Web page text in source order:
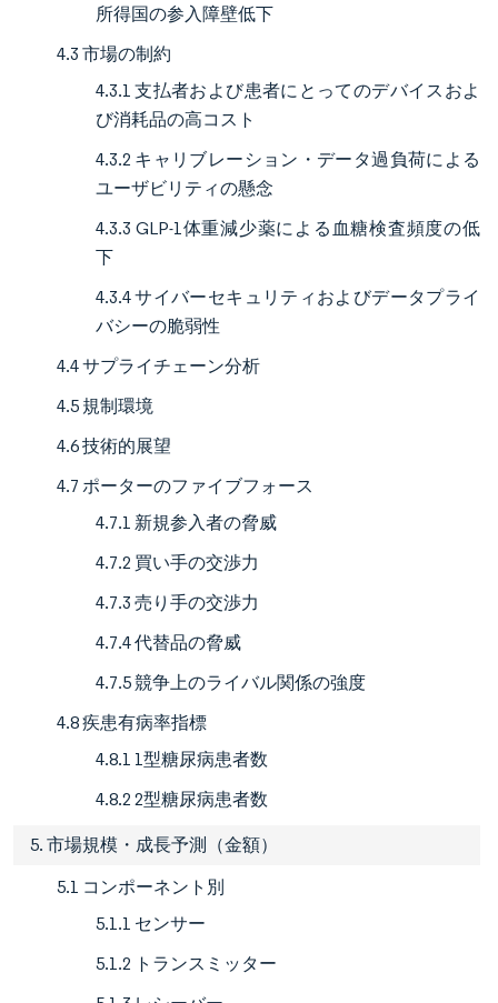
所得国の参入障壁低下
4.3 市場の制約
4.3.1 支払者および患者にとってのデバイスおよ
び消耗品の高コスト
4.3.2 キャリブレーション・データ過負荷による
ユーザビリティの懸念
4.3.3 GLP-1体重減少薬による血糖検査頻度の低
下
4.3.4 サイバーセキュリティおよびデータプライ
バシーの脆弱性
4.4 サプライチェーン分析
4.5 規制環境
4.6 技術的展望
4.7 ポーターのファイブフォース
4.7.1 新規参入者の脅威
4.7.2 買い手の交渉力
4.7.3 売り手の交渉力
4.7.4 代替品の脅威
4.7.5 競争上のライバル関係の強度
4.8 疾患有病率指標
4.8.1 1型糖尿病患者数
4.8.2 2型糖尿病患者数
5. 市場規模・成長予測（金額）
5.1 コンポーネント別
5.1.1 センサー
5.1.2 トランスミッター